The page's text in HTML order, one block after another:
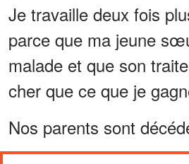
Je travaille deux fois
parce que ma jeune
malade et que son
cher que ce que je
Nos parents sont